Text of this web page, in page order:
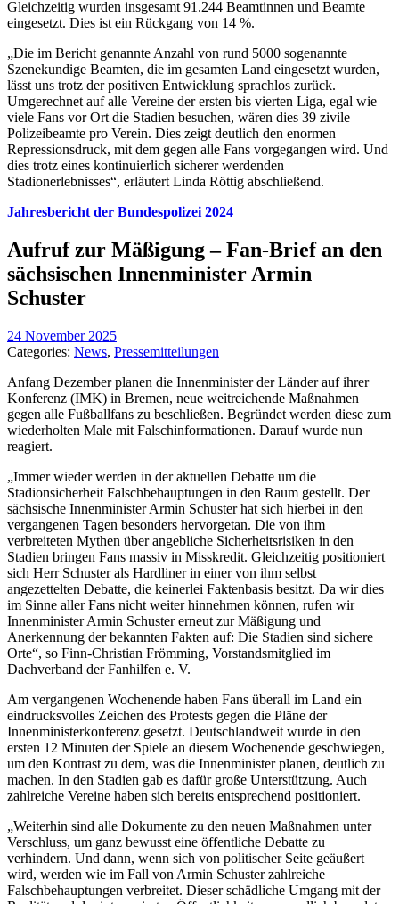
Gleichzeitig wurden insgesamt 91.244 Beamtinnen und Beamte
eingesetzt. Dies ist ein Rückgang von 14 %.
„Die im Bericht genannte Anzahl von rund 5000 sogenannte
Szenekundige Beamten, die im gesamten Land eingesetzt wurden,
lässt uns trotz der positiven Entwicklung sprachlos zurück.
Umgerechnet auf alle Vereine der ersten bis vierten Liga, egal wie
viele Fans vor Ort die Stadien besuchen, wären dies 39 zivile
Polizeibeamte pro Verein. Dies zeigt deutlich den enormen
Repressionsdruck, mit dem gegen alle Fans vorgegangen wird. Und
dies trotz eines kontinuierlich sicherer werdenden
Stadionerlebnisses“, erläutert Linda Röttig abschließend.
Jahresbericht der Bundespolizei 2024
Aufruf zur Mäßigung – Fan-Brief an den
sächsischen Innenminister Armin
Schuster
24 November 2025
Categories: News, Pressemitteilungen
Anfang Dezember planen die Innenminister der Länder auf ihrer
Konferenz (IMK) in Bremen, neue weitreichende Maßnahmen
gegen alle Fußballfans zu beschließen. Begründet werden diese zum
wiederholten Male mit Falschinformationen. Darauf wurde nun
reagiert.
„Immer wieder werden in der aktuellen Debatte um die
Stadionsicherheit Falschbehauptungen in den Raum gestellt. Der
sächsische Innenminister Armin Schuster hat sich hierbei in den
vergangenen Tagen besonders hervorgetan. Die von ihm
verbreiteten Mythen über angebliche Sicherheitsrisiken in den
Stadien bringen Fans massiv in Misskredit. Gleichzeitig positioniert
sich Herr Schuster als Hardliner in einer von ihm selbst
angezettelten Debatte, die keinerlei Faktenbasis besitzt. Da wir dies
im Sinne aller Fans nicht weiter hinnehmen können, rufen wir
Innenminister Armin Schuster erneut zur Mäßigung und
Anerkennung der bekannten Fakten auf: Die Stadien sind sichere
Orte“, so Finn-Christian Frömming, Vorstandsmitglied im
Dachverband der Fanhilfen e. V.
Am vergangenen Wochenende haben Fans überall im Land ein
eindrucksvolles Zeichen des Protests gegen die Pläne der
Innenministerkonferenz gesetzt. Deutschlandweit wurde in den
ersten 12 Minuten der Spiele an diesem Wochenende geschwiegen,
um den Kontrast zu dem, was die Innenminister planen, deutlich zu
machen. In den Stadien gab es dafür große Unterstützung. Auch
zahlreiche Vereine haben sich bereits entsprechend positioniert.
„Weiterhin sind alle Dokumente zu den neuen Maßnahmen unter
Verschluss, um ganz bewusst eine öffentliche Debatte zu
verhindern. Und dann, wenn sich von politischer Seite geäußert
wird, werden wie im Fall von Armin Schuster zahlreiche
Falschbehauptungen verbreitet. Dieser schädliche Umgang mit der